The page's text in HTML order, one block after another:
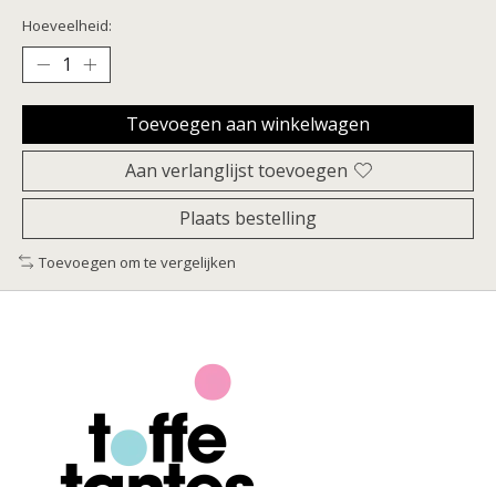
Hoeveelheid:
Toevoegen aan winkelwagen
Aan verlanglijst toevoegen
Plaats bestelling
Toevoegen om te vergelijken